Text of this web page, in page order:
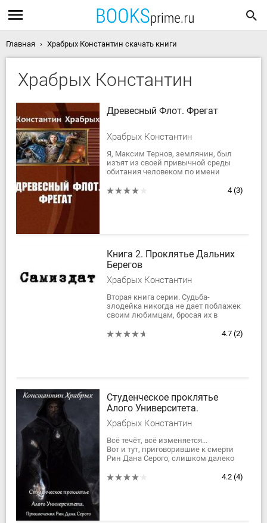
Главная Храбрых Константин скачать книги
Храбрых Константин
Древесный Флот. Фрегат
Храбрых Константин
Я, Максим Тернов, землянин, был
изъят из своей привычной среды
обитания человеком по имени
пиратом и за чью голову назначена
4 (3)
Книга 2. Проклятье Дальних
Берегов
Храбрых Константин
Вторая книга серии. Судьба-
злодейка никогда не дает поблажек
своим любимцам, бросая их в
неприятностей: подземные
4.7 (2)
Студенческое проклятье
Алого Университета.
Храбрых Константин
Всё течёт, всё изменяется...
Вот и тут, приговорившие к смерти
Рин Дана Серого, слишком далеко
Тёмных Искусств, инквизиторы,4.2 (4)